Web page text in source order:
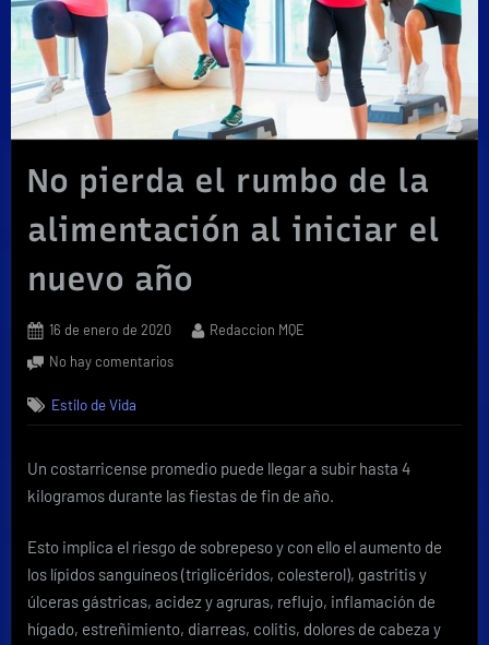
No pierda el rumbo de la
alimentación al iniciar el
nuevo año
Posted
16 de enero de 2020 By
Redaccion MQE
No hay comentariosen
el
de
la
al
iniciar
el
nuevo
año
Estilo de Vida
Un costarricense promedio puede llegar a subir hasta 4
kilogramos durante las fiestas de fin de año.
Esto implica el riesgo de sobrepeso y con ello el aumento de
los lípidos sanguíneos (triglicéridos, colesterol), gastritis y
úlceras gástricas, acidez y agruras, reflujo, inflamación de
hígado, estreñimiento, diarreas, colitis, dolores de cabeza y